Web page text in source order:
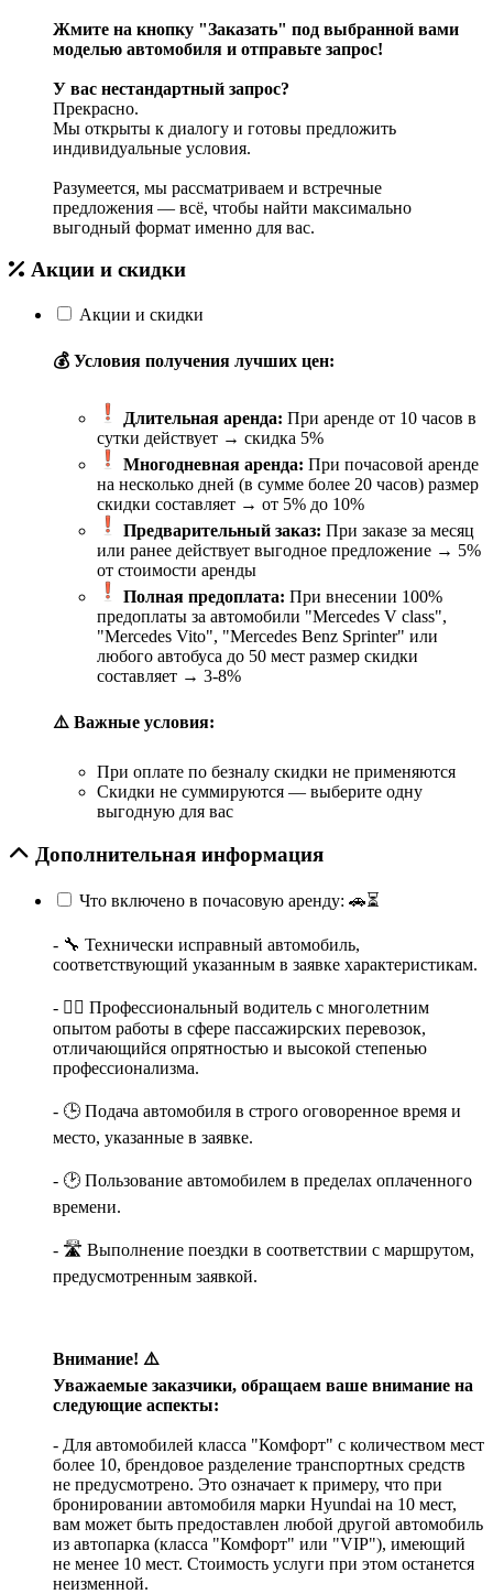
Жмите на кнопку "Заказать" под выбранной вами
моделью автомобиля и отправьте запрос!
У вас нестандартный запрос?
Прекрасно.
Мы открыты к диалогу и готовы предложить
индивидуальные условия.
Разумеется, мы рассматриваем и встречные
предложения — всё, чтобы найти максимально
выгодный формат именно для вас.
Акции и скидки
Акции и скидки
💰 Условия получения лучших цен:
Длительная аренда: При аренде от 10 часов в
сутки действует → скидка 5%
Многодневная аренда: При почасовой аренде
на несколько дней (в сумме более 20 часов) размер
скидки составляет → от 5% до 10%
Предварительный заказ: При заказе за месяц
или ранее действует выгодное предложение → 5%
от стоимости аренды
Полная предоплата: При внесении 100%
предоплаты за автомобили "Mercedes V class",
"Mercedes Vito", "Mercedes Benz Sprinter" или
любого автобуса до 50 мест размер скидки
составляет → 3-8%
⚠️ Важные условия:
При оплате по безналу скидки не применяются
Скидки не суммируются — выберите одну
выгодную для вас
Дополнительная информация
Что включено в почасовую аренду: 🚗⏳
- 🔧 Технически исправный автомобиль,
соответствующий указанным в заявке характеристикам.
- 👨‍✈️ Профессиональный водитель с многолетним
опытом работы в сфере пассажирских перевозок,
отличающийся опрятностью и высокой степенью
профессионализма.
- 🕒 Подача автомобиля в строго оговоренное время и
место, указанные в заявке.
- 🕑 Пользование автомобилем в пределах оплаченного
времени.
- 🛣️ Выполнение поездки в соответствии с маршрутом,
предусмотренным заявкой.
Внимание! ⚠️
Уважаемые заказчики, обращаем ваше внимание на
следующие аспекты:
- Для автомобилей класса "Комфорт" с количеством мест
более 10, брендовое разделение транспортных средств
не предусмотрено. Это означает к примеру, что при
бронировании автомобиля марки Hyundai на 10 мест,
вам может быть предоставлен любой другой автомобиль
из автопарка (класса "Комфорт" или "VIP"), имеющий
не менее 10 мест. Стоимость услуги при этом останется
неизменной.